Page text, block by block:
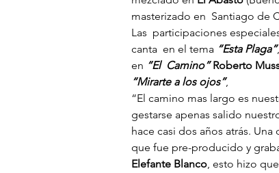
masterizado en  Santiago de
Las  participaciones
canta  en el tema “Esta Plaga”,
en “El  Camino” Roberto
“Mirarte a los ojos”,
“El camino mas largo es
gestarse apenas salido
hace casi dos años atrás.
que fue pre-producido y
Elefante Blanco, esto hizo